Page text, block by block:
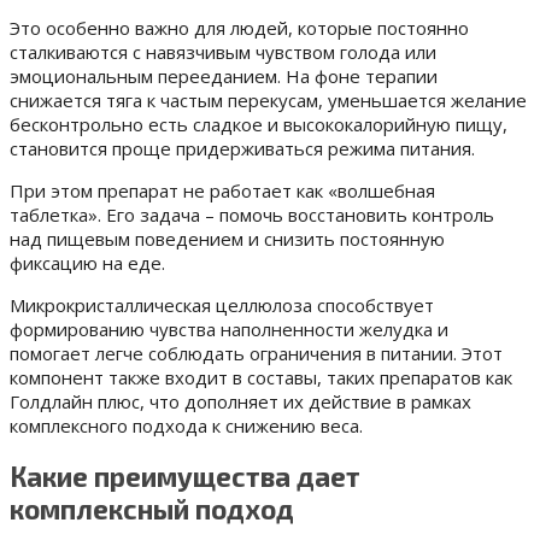
Это особенно важно для людей, которые постоянно
сталкиваются с навязчивым чувством голода или
эмоциональным перееданием. На фоне терапии
снижается тяга к частым перекусам, уменьшается желание
бесконтрольно есть сладкое и высококалорийную пищу,
становится проще придерживаться режима питания.
При этом препарат не работает как «волшебная
таблетка». Его задача – помочь восстановить контроль
над пищевым поведением и снизить постоянную
фиксацию на еде.
Микрокристаллическая целлюлоза способствует
формированию чувства наполненности желудка и
помогает легче соблюдать ограничения в питании. Этот
компонент также входит в составы, таких препаратов как
Голдлайн плюс, что дополняет их действие в рамках
комплексного подхода к снижению веса.
Какие преимущества дает
комплексный подход